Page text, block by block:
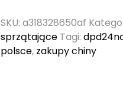
SKU:a318328650af
sprzątające Tagi:
polsce, zakupy chiny